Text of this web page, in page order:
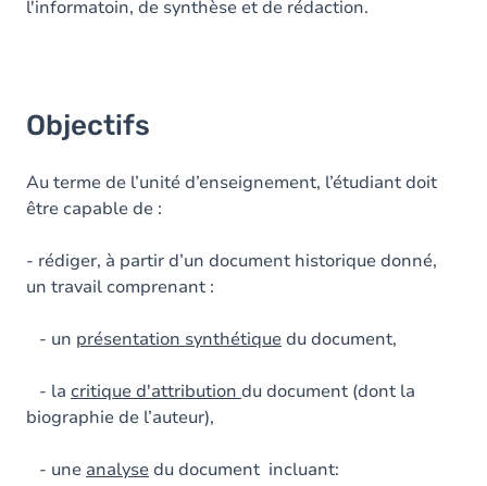
l'informatoin, de synthèse et de rédaction.
Objectifs
Au terme de l’unité d’enseignement, l’étudiant doit
être capable de :
- rédiger, à partir d’un document historique donné,
un travail comprenant :
- un présentation synthétiquedu document,
- la critique d'attribution du document (dont la
biographie de l’auteur),
- une analysedu document incluant: